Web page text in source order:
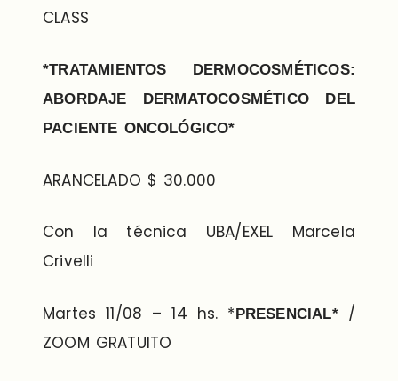
CLASS
*TRATAMIENTOS DERMOCOSMÉTICOS:
ABORDAJE DERMATOCOSMÉTICO DEL
PACIENTE ONCOLÓGICO*
ARANCELADO $ 30.000
Con la técnica UBA/EXEL Marcela
Crivelli
Martes 11/08 – 14 hs. *PRESENCIAL*/
ZOOM GRATUITO